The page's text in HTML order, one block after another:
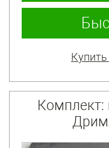
Комплект: